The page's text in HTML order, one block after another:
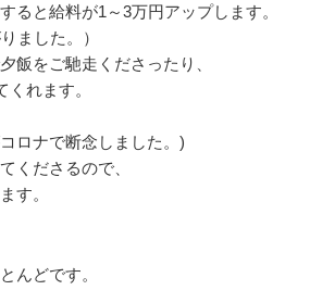
ると給料が1～3万円アップします。
ました。）
飯をご馳走くださったり、
れます。
ロナで断念しました。)
くださるので、
す。
んどです。